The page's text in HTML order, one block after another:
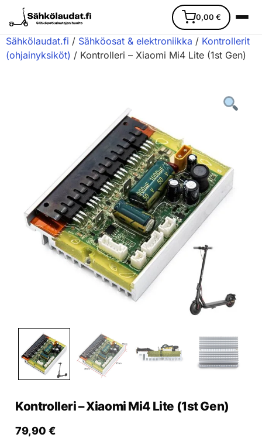
0,00 €
Varaosat
Lisävarusteet
Huoltopalvelu
Varaa huolto
Sähkölaudat.fi / Sähköosat & elektroniikka / Kontrollerit
(ohjainyksiköt) / Kontrolleri – Xiaomi Mi4 Lite (1st Gen)
Kontrolleri – Xiaomi Mi4 Lite (1st Gen)
79,90 €